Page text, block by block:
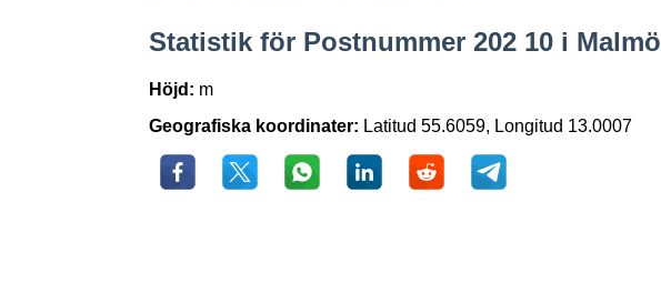
Statistik för Postnummer 202 10 i Malmö
Höjd: m
Geografiska koordinater: Latitud 55.6059, Longitud 13.0007